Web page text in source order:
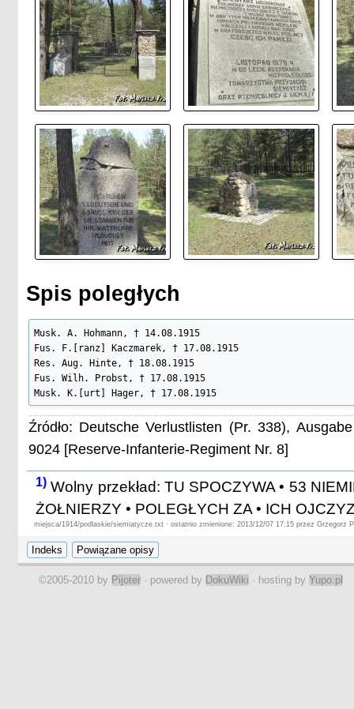
Spis poległych
Musk. A. Hohmann, † 14.08.1915
Fus. F.[ranz] Kaczmarek, † 17.08.1915
Res. Aug. Hinte, † 18.08.1915
Fus. Wilh. Probst, † 17.08.1915
Musk. K.[urt] Hager, † 17.08.1915
Źródło: Deutsche Verlustlisten (Pr. 338),
9024 [Reserve-Infanterie-Regiment Nr. 8]
1) Wolny przekład: TU SPOCZYWA • 53
ŻOŁNIERZY • POLEGŁYCH ZA • ICH
miejsca/1914/podlaskie/siemiatycze.txt · ostatnio zmienione: 2013/12/07 17:15 przez Grzegorz
©2005-2010 by Pijoter · powered by DokuWiki · hosting by Yupo.pl